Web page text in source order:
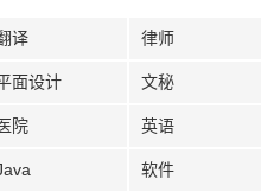
译 律师
面设计 文秘
院 英语
软件